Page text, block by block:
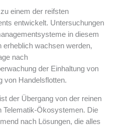
einem der reifsten
entwickelt. Untersuchungen
in diesem
erheblich wachsen werden,
nach
der Einhaltung von
von Handelsflotten.
der Übergang von der reinen
Telematik-Ökosystemen. Die
nach Lösungen, die alles